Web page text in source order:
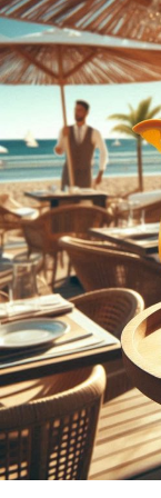
zu
sen­de
übun­gen
und
Ster­ne
ver­ste­hen
fen
Chan­cen
Tarot